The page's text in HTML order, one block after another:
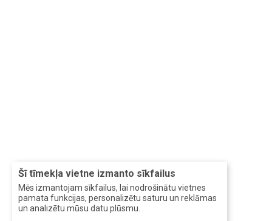
Šī tīmekļa vietne izmanto sīkfailus
Mēs izmantojam sīkfailus, lai nodrošinātu vietnes
pamata funkcijas, personalizētu saturu un reklāmas
un analizētu mūsu datu plūsmu.